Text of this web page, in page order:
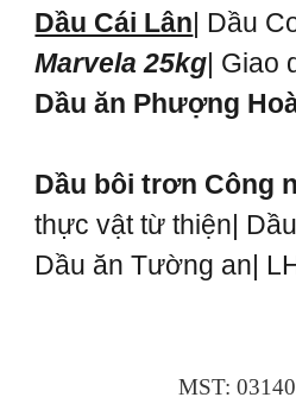
Dầu Cái Lân| Dầu
Marvela 25kg| Giao
Dầu ăn Phượng
Dầu bôi trơn Công
thực vật từ thiện|
Dầu ăn Tường an|
MST: